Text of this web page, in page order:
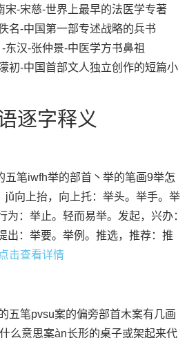
宋-宋慈-世界上最早的法医学专著
名-中国第一部专述战略的兵书
-东汉-张仲景-中医学方书鼻祖
初-中国首部文人独立创作的短篇小
逐字释义
五笔iwfh举的部首丶举的笔画9举怎
jǔ向上抬，向上托：举头。举手。举
为：举止。轻而易举。发起，兴办：
出：举要。举例。推选，推荐：推
击查看详情
五笔pvsu案的偏旁部首木案有几画
么意思案àn长形的桌子或架起来代